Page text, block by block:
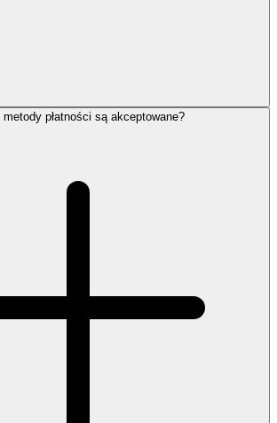
płatności są akceptowane?